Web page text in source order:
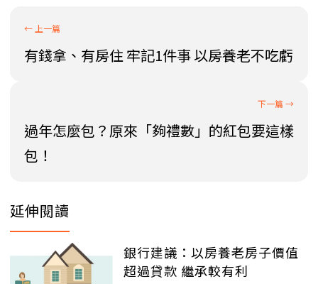
有錢拿、有房住 牢記1件事 以房養老不吃虧
過年怎麼包？原來「夠禮數」的紅包要這樣
包！
延伸閱讀
銀行建議：以房養老房子價值
超過貸款 繼承較有利